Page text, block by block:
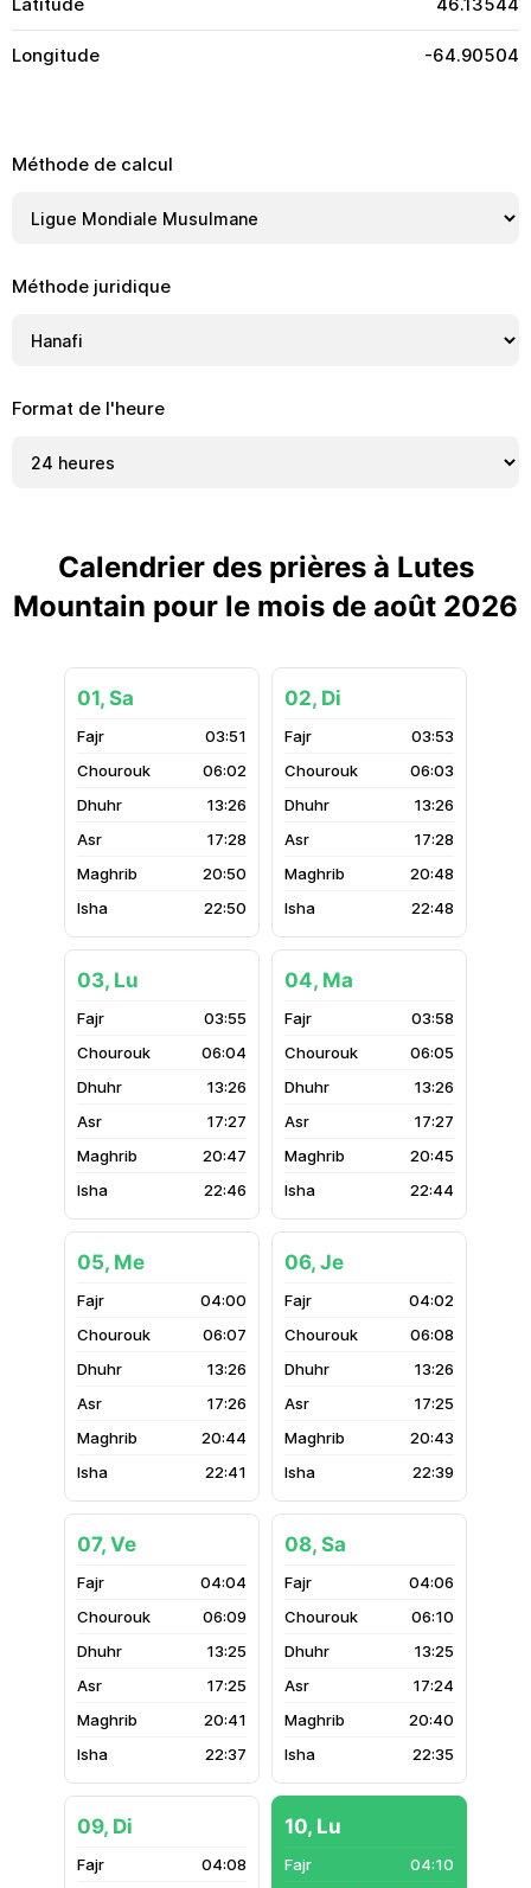
Longitude -64.90504
Méthode de calcul
Méthode juridique
Format de l'heure
Calendrier des prières à Lutes
Mountain pour le mois de août 2026
01, Sa
03:51
06:02
13:26
17:28
20:50
22:50
02, Di
03:53
06:03
13:26
17:28
20:48
22:48
03, Lu
03:55
06:04
13:26
17:27
20:47
22:46
04, Ma
03:58
06:05
13:26
17:27
20:45
22:44
05, Me
04:00
06:07
13:26
17:26
20:44
22:41
06, Je
04:02
06:08
13:26
17:25
20:43
22:39
07, Ve
04:04
06:09
13:25
17:25
20:41
22:37
08, Sa
04:06
06:10
13:25
17:24
20:40
22:35
09, Di
04:08
10, Lu
04:10